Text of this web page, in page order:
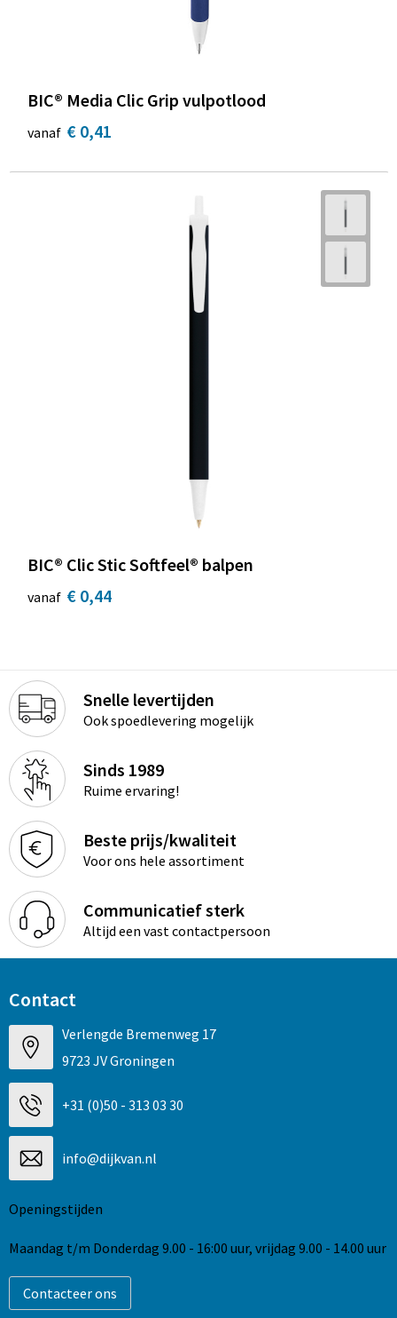
BIC® Media Clic Grip vulpotlood
vanaf € 0,41
BIC® Clic Stic Softfeel® balpen
vanaf € 0,44
Snelle levertijden
Ook spoedlevering mogelijk
Sinds 1989
Ruime ervaring!
Beste prijs/kwaliteit
Voor ons hele assortiment
Communicatief sterk
Altijd een vast contactpersoon
Contact
Verlengde Bremenweg 17
9723 JV Groningen
+31 (0)50 - 313 03 30
info@dijkvan.nl
Openingstijden
Maandag t/m Donderdag 9.00 - 16:00 uur, vrijdag 9.00 - 14.00 uur
Contacteer ons